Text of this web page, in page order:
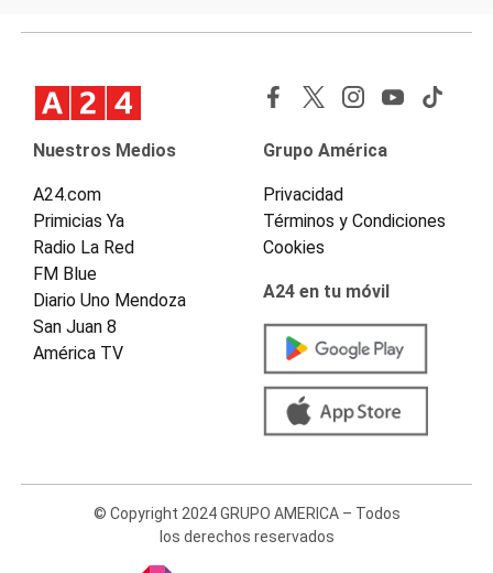
Nuestros Medios
A24.com
Primicias Ya
Radio La Red
FM Blue
Diario Uno Mendoza
San Juan 8
América TV
Grupo América
Privacidad
Términos y Condiciones
Cookies
A24 en tu móvil
© Copyright 2024 GRUPO AMERICA – Todos
los derechos reservados